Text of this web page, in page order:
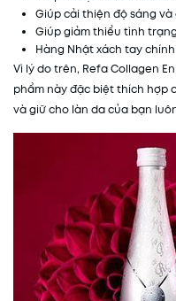
Giúp cải thiện độ sáng và
Giúp giảm thiểu tình
Hàng Nhật xách tay
Vì lý do trên, Refa Collagen
phẩm này đặc biệt thích hợp
và giữ cho làn da của bạn